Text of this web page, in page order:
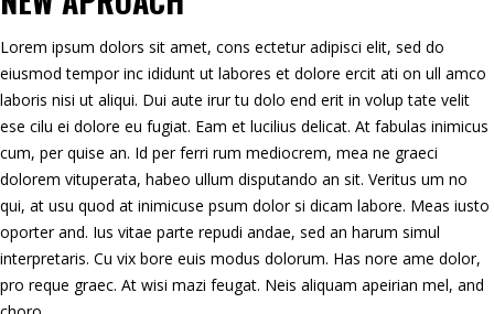
Lorem ipsum dolors sit amet, cons ectetur adipisci elit, sed do
eiusmod tempor inc ididunt ut labores et dolore ercit ati on ull amco
laboris nisi ut aliqui. Dui aute irur tu dolo end erit in volup tate velit
ese cilu ei dolore eu fugiat. Eam et lucilius delicat. At fabulas inimicus
cum, per quise an. Id per ferri rum mediocrem, mea ne graeci
dolorem vituperata, habeo ullum disputando an sit. Veritus um no
qui, at usu quod at inimicuse psum dolor si dicam labore. Meas iusto
oporter and. Ius vitae parte repudi andae, sed an harum simul
interpretaris. Cu vix bore euis modus dolorum. Has nore ame dolor,
pro reque graec. At wisi mazi feugat. Neis aliquam apeirian mel, and